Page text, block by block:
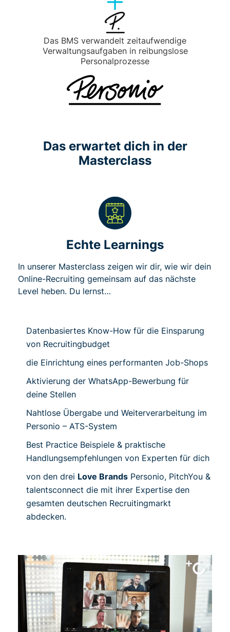
Das BMS verwandelt zeitaufwendige
Verwaltungsaufgaben in reibungslose
Personalprozesse
Das erwartet dich in der
Masterclass
Echte Learnings
In unserer Masterclass zeigen wir dir, wie wir dein
Online-Recruiting gemeinsam auf das nächste
Level heben. Du lernst…
Datenbasiertes Know-How für die Einsparung
von Recruitingbudget
die Einrichtung eines performanten Job-Shops
Aktivierung der WhatsApp-Bewerbung für
deine Stellen
Nahtlose Übergabe und Weiterverarbeitung im
Personio – ATS-System
Best Practice Beispiele & praktische
Handlungsempfehlungen von Experten für dich
von den drei Love Brands Personio, PitchYou &
talentsconnect die mit ihrer Expertise den
gesamten deutschen Recruitingmarkt
abdecken.